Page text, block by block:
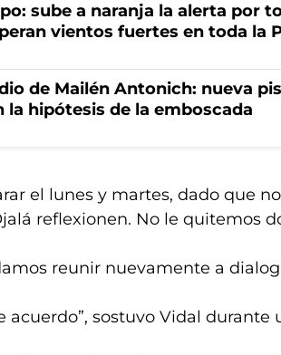
sube a naranja la alerta por
vientos fuertes en toda la
de Mailén Antonich: nueva
la hipótesis de la emboscada
el lunes y martes, dado que
reflexionen. No le quitemos
reunir nuevamente a
sostuvo Vidal durante